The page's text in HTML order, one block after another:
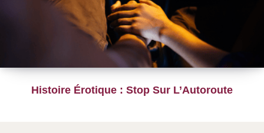
Histoire Érotique : Stop Sur L’Autoroute